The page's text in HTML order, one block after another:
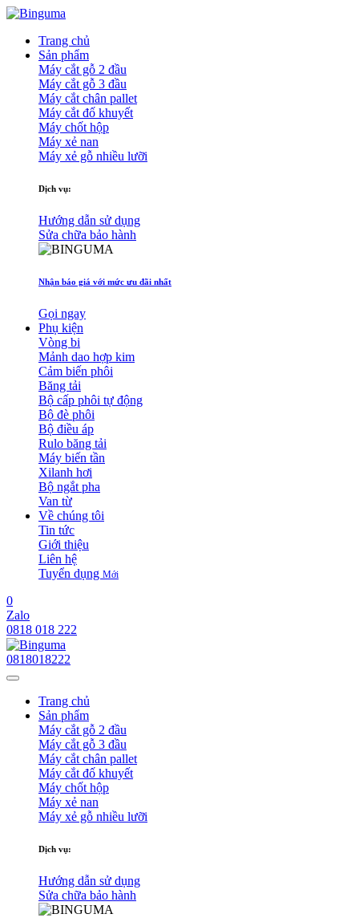
Trang chủ
Sản phẩm
Máy cắt gỗ 2 đầu
Máy cắt gỗ 3 đầu
Máy cắt chân pallet
Máy cắt đố khuyết
Máy chốt hộp
Máy xẻ nan
Máy xẻ gỗ nhiều lưỡi
Dịch vụ:
Hướng dẫn sử dụng
Sửa chữa bảo hành
Nhận báo giá với mức ưu đãi nhất
Gọi ngay
Phụ kiện
Vòng bi
Mảnh dao hợp kim
Cảm biến phôi
Băng tải
Bộ cấp phôi tự động
Bộ đè phôi
Bộ điều áp
Rulo băng tải
Máy biến tần
Xilanh hơi
Bộ ngắt pha
Van từ
Về chúng tôi
Tin tức
Giới thiệu
Liên hệ
Tuyển dụng Mới
0
Zalo
0818 018 222
0818018222
Trang chủ
Sản phẩm
Máy cắt gỗ 2 đầu
Máy cắt gỗ 3 đầu
Máy cắt chân pallet
Máy cắt đố khuyết
Máy chốt hộp
Máy xẻ nan
Máy xẻ gỗ nhiều lưỡi
Dịch vụ:
Hướng dẫn sử dụng
Sửa chữa bảo hành